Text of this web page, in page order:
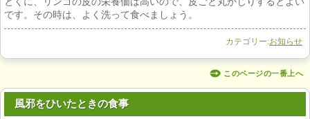
です。その時は、よく洗って食べましょう。
カテゴリー:お知らせ
このページの一番上へ
風邪をひいたときの食事